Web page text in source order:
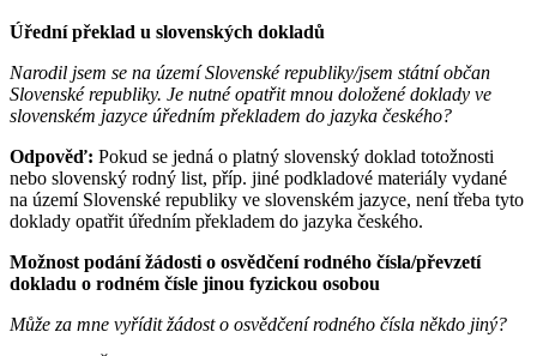
Úřední překlad u slovenských dokladů
Narodil jsem se na území Slovenské republiky/jsem státní občan
Slovenské republiky. Je nutné opatřit mnou doložené doklady ve
slovenském jazyce úředním překladem do jazyka českého?
Odpověď: Pokud se jedná o platný slovenský doklad totožnosti
nebo slovenský rodný list, příp. jiné podkladové materiály vydané
na území Slovenské republiky ve slovenském jazyce, není třeba tyto
doklady opatřit úředním překladem do jazyka českého.
Možnost podání žádosti o osvědčení rodného čísla/převzetí
dokladu o rodném čísle jinou fyzickou osobou
Může za mne vyřídit žádost o osvědčení rodného čísla někdo jiný?